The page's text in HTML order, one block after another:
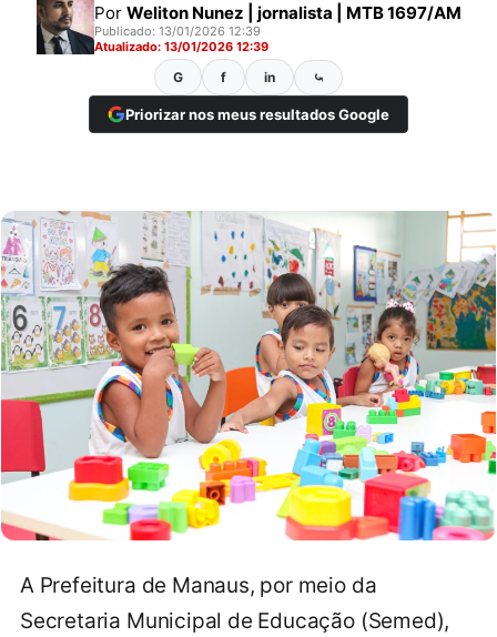
Por Weliton Nunez | jornalista | MTB 1697/AM
Publicado: 13/01/2026 12:39
Atualizado: 13/01/2026 12:39
G f in ⤿
Priorizar nos meus resultados Google
A Prefeitura de Manaus, por meio da
Secretaria Municipal de Educação (Semed),